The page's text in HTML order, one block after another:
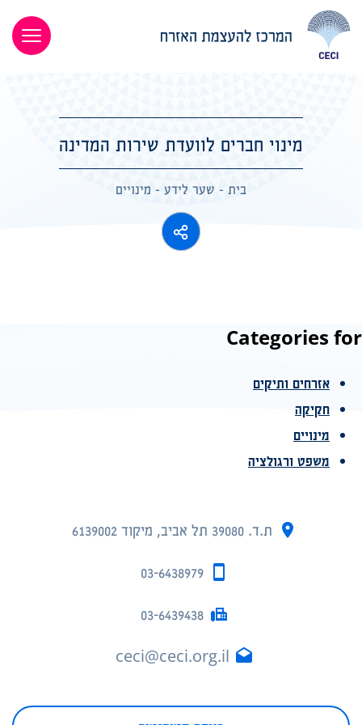
מינוי חברים לוועדת שירות המדינה
בית - שער לידע - מינויים
Categories for
אזרחים ותיקים
חקיקה
מינויים
משפט ורגולציה
ת.ד. 39080 תל אביב, מיקוד 6139002
03-6438979
03-6439438
ceci@ceci.org.il